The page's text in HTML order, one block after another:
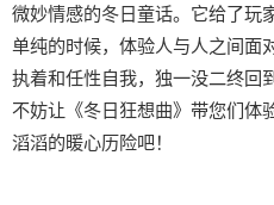
微妙情感的冬日童话。它给了玩
单纯的时候，体验人与人之间面
执着和任性自我，独一没二终回
不妨让《冬日狂想曲》带您们体
滔滔​​的暖心历险吧！